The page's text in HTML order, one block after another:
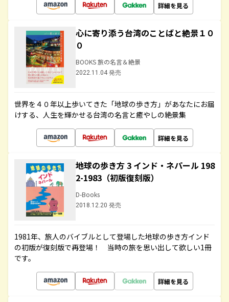
詳細を見る
心に寄り添う台湾のことばと絶景１０
０
BOOKS 旅の名言＆絶景
2022.11.04 発売
世界を４０年以上歩いてきた「地球の歩き方」があなたにお届
けする、人生を輝かせる台湾の名言と癒やしの絶景集
詳細を見る
地球の歩き方 3 インド・ネパール 198
2-1983（初版復刻版）
D-Books
2018.12.20 発売
1981年、旅人のバイブルとして登場した地球の歩き方インド
の初版が復刻版で再登場！ 当時の旅を思い出して欲しい1冊
です。
詳細を見る